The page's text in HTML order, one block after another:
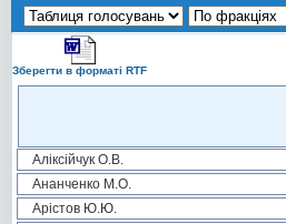
Зберегти в форматі RTF
Аліксійчук О.В.
Ананченко М.О.
Арістов Ю.Ю.